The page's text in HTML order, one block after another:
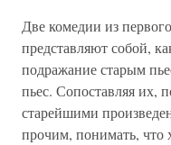
Две комедии из
представляют собой,
подражание старым
пьес. Сопоставляя их,
старейшими
прочим, понимать, что